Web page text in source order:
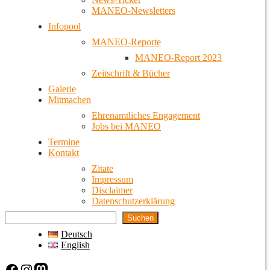
MANEO-Newsletters
Infopool
MANEO-Reporte
MANEO-Report 2023
Zeitschrift & Bücher
Galerie
Mitmachen
Ehrenamtliches Engagement
Jobs bei MANEO
Termine
Kontakt
Zitate
Impressum
Disclaimer
Datenschutzerklärung
Suchen
Deutsch
English